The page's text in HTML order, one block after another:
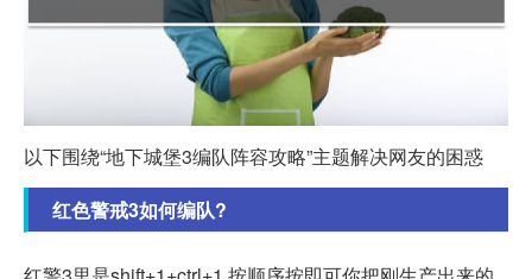
以下围绕“地下城堡3编队阵容攻略”主题解决网友的困惑
红色警戒3如何编队?